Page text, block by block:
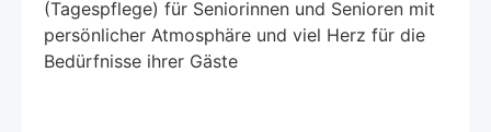
(Tagespflege) für Seniorinnen und Senioren mit
persönlicher Atmosphäre und viel Herz für die
Bedürfnisse ihrer Gäste